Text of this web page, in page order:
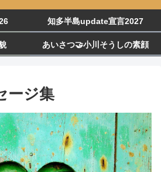
知多半島update宣言2027
あいさつ🤝小川そうしの素顔
ージ集